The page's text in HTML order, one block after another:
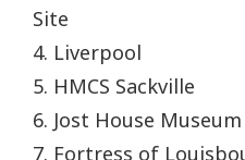
Site
4. Liverpool
5. HMCS Sackville
6. Jost House Museum
7. Fortress of